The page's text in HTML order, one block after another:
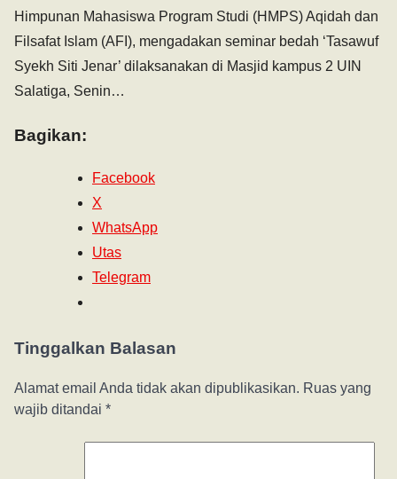
Himpunan Mahasiswa Program Studi (HMPS) Aqidah dan
Filsafat Islam (AFI), mengadakan seminar bedah ‘Tasawuf
Syekh Siti Jenar’ dilaksanakan di Masjid kampus 2 UIN
Salatiga, Senin…
Bagikan:
Facebook
X
WhatsApp
Utas
Telegram
Tinggalkan Balasan
Alamat email Anda tidak akan dipublikasikan. Ruas yang
wajib ditandai *